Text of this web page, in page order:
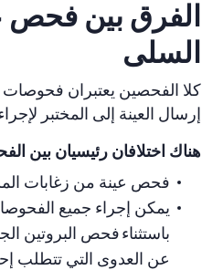
الفرق بين فحص
السلى
كلا الفحصين يعتبران فحوصات
إرسال العينة إلى المختبر
هناك اختلافان رئيسيان بين
فحص عينة من زغابات
يمكن إجراء جميع
باستثناءفحص البروتين
عن العدوى التي تتطلب